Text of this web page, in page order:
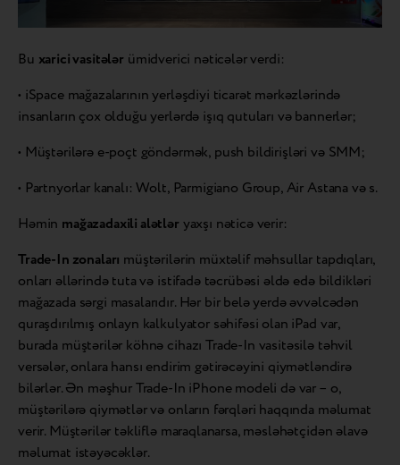
Bu xarici vasitələr ümidverici nəticələr verdi:
• iSpace mağazalarının yerləşdiyi ticarət mərkəzlərində
insanların çox olduğu yerlərdə işıq qutuları və bannerlər;
• Müştərilərə e-poçt göndərmək, push bildirişləri və SMM;
• Partnyorlar kanalı: Wolt, Parmigiano Group, Air Astana və s.
Həmin mağazadaxili alətlər yaxşı nəticə verir:
Trade-In zonaları müştərilərin müxtəlif məhsullar tapdıqları,
onları əllərində tuta və istifadə təcrübəsi əldə edə bildikləri
mağazada sərgi masalarıdır. Hər bir belə yerdə əvvəlcədən
quraşdırılmış onlayn kalkulyator səhifəsi olan iPad var,
burada müştərilər köhnə cihazı Trade-In vasitəsilə təhvil
versələr, onlara hansı endirim gətirəcəyini qiymətləndirə
bilərlər. Ən məşhur Trade-In iPhone modeli də var – o,
müştərilərə qiymətlər və onların fərqləri haqqında məlumat
verir. Müştərilər təkliflə maraqlanarsa, məsləhətçidən əlavə
məlumat istəyəcəklər.